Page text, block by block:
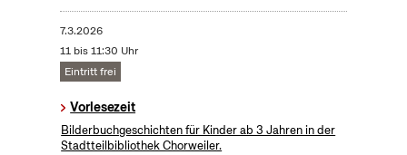
7.3.2026
11 bis 11:30 Uhr
Eintritt frei
Vorlesezeit
Bilderbuchgeschichten für Kinder ab 3 Jahren in der
Stadtteilbibliothek Chorweiler.